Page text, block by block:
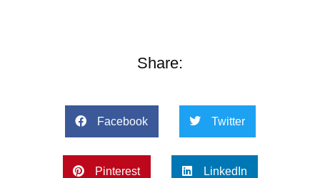
Share:
Facebook Twitter
Pinterest LinkedIn